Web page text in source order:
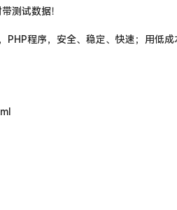
测试数据！
，PHP程序，安全、稳定、快速；用低成